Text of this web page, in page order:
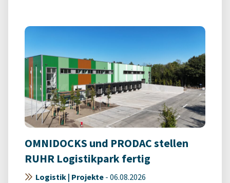
OMNIDOCKS und PRODAC stellen
RUHR Logistikpark fertig
Logistik | Projekte - 06.08.2026